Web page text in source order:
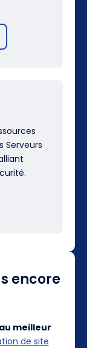
Serveurs
encore
meilleur
de site